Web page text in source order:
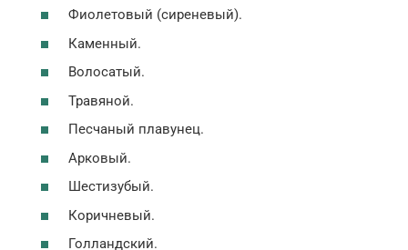
Фиолетовый (сиреневый).
Каменный.
Волосатый.
Травяной.
Песчаный плавунец.
Арковый.
Шестизубый.
Коричневый.
Голландский.